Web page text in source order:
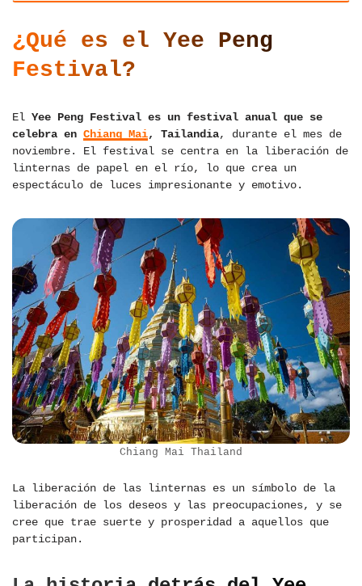
¿Qué es el Yee Peng
Festival?
El Yee Peng Festival es un festival anual que se
celebra en Chiang Mai, Tailandia, durante el mes de
noviembre. El festival se centra en la liberación de
linternas de papel en el río, lo que crea un
espectáculo de luces impresionante y emotivo.
Chiang Mai Thailand
La liberación de las linternas es un símbolo de la
liberación de los deseos y las preocupaciones, y se
cree que trae suerte y prosperidad a aquellos que
participan.